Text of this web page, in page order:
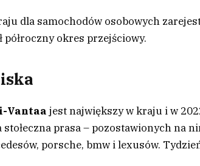
dla samochodów osobowych
półroczny okres przejściowy.
Vantaa jest największy w kraju i w
stołeczna prasa – pozostawionych na
porsche, bmw i lexusów.